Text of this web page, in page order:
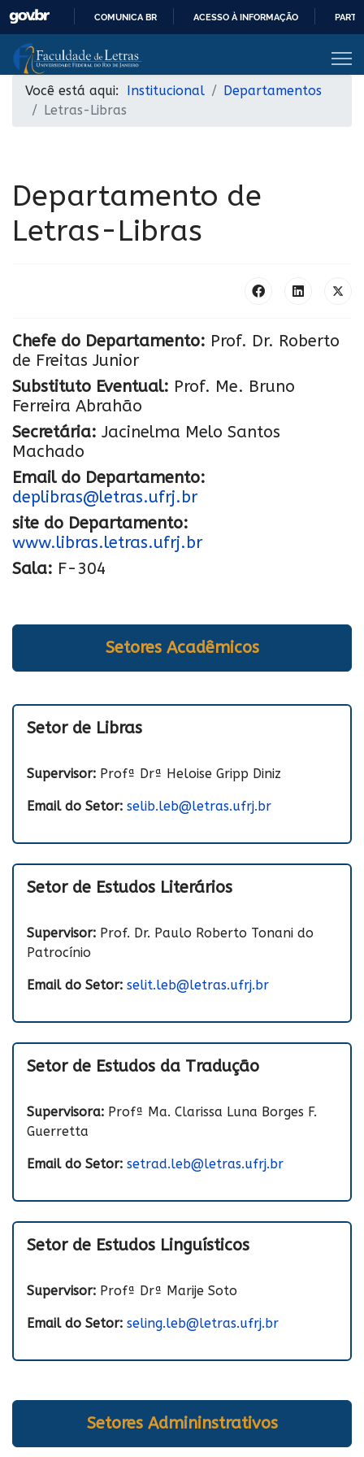
COMUNICA BR ACESSO À INFORMAÇÃO
Você está aqui: Institucional
Departamentos
Letras-Libras
Departamento de
Letras-Libras
Chefe do Departamento: Prof. Dr. Roberto
de Freitas Junior
Substituto Eventual: Prof. Me. Bruno
Ferreira Abrahão
Secretária: Jacinelma Melo Santos
Machado
Email do Departamento:
deplibras@letras.ufrj.br
site do Departamento:
www.libras.letras.ufrj.br
Sala: F-304
Setores Acadêmicos
Setor de Libras
Supervisor: Profª Drª Heloise Gripp Diniz
Email do Setor: selib.leb@letras.ufrj.br
Setor de Estudos Literários
Supervisor: Prof. Dr. Paulo Roberto Tonani do
Patrocínio
Email do Setor: selit.leb@letras.ufrj.br
Setor de Estudos da Tradução
Supervisora: Profª Ma. Clarissa Luna Borges F.
Guerretta
Email do Setor: setrad.leb@letras.ufrj.br
Setor de Estudos Linguísticos
Supervisor: Profª Drª Marije Soto
Email do Setor: seling.leb@letras.ufrj.br
Setores Admininstrativos